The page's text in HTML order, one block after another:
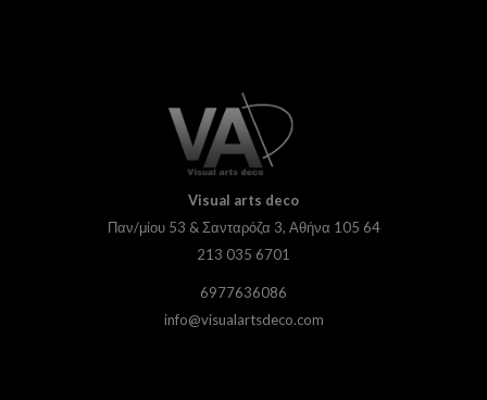
Visual arts deco
Παν/μίου 53 & Σανταρόζα 3, Αθήνα 105 64
213 035 6701
6977636086
info@visualartsdeco.com